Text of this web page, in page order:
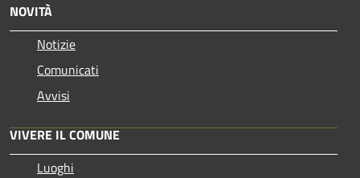
NOVITÀ
Notizie
Comunicati
Avvisi
VIVERE IL COMUNE
Luoghi